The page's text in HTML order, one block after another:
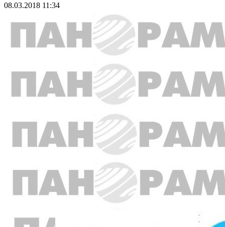
08.03.2018 11:34